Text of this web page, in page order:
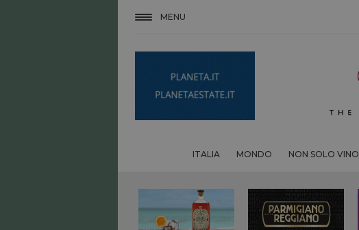
MENU
ITALIA MONDO NON SOLO VINO